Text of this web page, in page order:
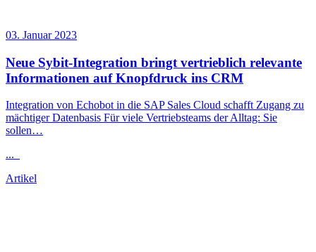
03. Januar 2023
Neue Sybit-Integration bringt vertrieblich relevante
Informationen auf Knopfdruck ins CRM
Integration von Echobot in die SAP Sales Cloud schafft Zugang zu
mächtiger Datenbasis Für viele Vertriebsteams der Alltag: Sie
sollen…
...
Artikel